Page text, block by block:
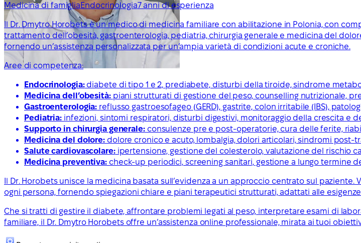
Medicina di famiglia Endocrinologia7 anni di esperienza
Il Dr. Dmytro Horobets è un medico di medicina familiare con abilitazione in Polonia, con
trattamento dell’obesità, gastroenterologia, pediatria, chirurgia generale e medicina del
fornendo un’assistenza personalizzata per un’ampia varietà di condizioni acute e croniche.
Aree di competenza:
Endocrinologia:diabete di tipo 1 e 2, prediabete, disturbi della tiroide, sindrome
Medicina dell’obesità:piani strutturati di gestione del peso, counselling nutrizionale,
Gastroenterologia: reflusso gastroesofageo (GERD), gastrite, colon irritabile (IBS),
Pediatria: infezioni, sintomi respiratori, disturbi digestivi, monitoraggio della crescita e
Supporto in chirurgia generale:consulenze pre e post-operatorie, cura delle ferite,
Medicina del dolore: dolore cronico e acuto, lombalgia, dolori articolari, sindromi post-
Salute cardiovascolare:ipertensione, gestione del colesterolo, valutazione del rischio
Medicina preventiva: check-up periodici, screening sanitari, gestione a lungo termine
Il Dr. Horobets unisce la medicina basata sull’evidenza a un approccio centrato sul
ogni persona, fornendo spiegazioni chiare e piani terapeutici strutturati, adattati alle
Che si tratti di gestire il diabete, affrontare problemi legati al peso, interpretare esami di
familiare, il Dr. Dmytro Horobets offre un’assistenza online professionale, mirata ai tuoi